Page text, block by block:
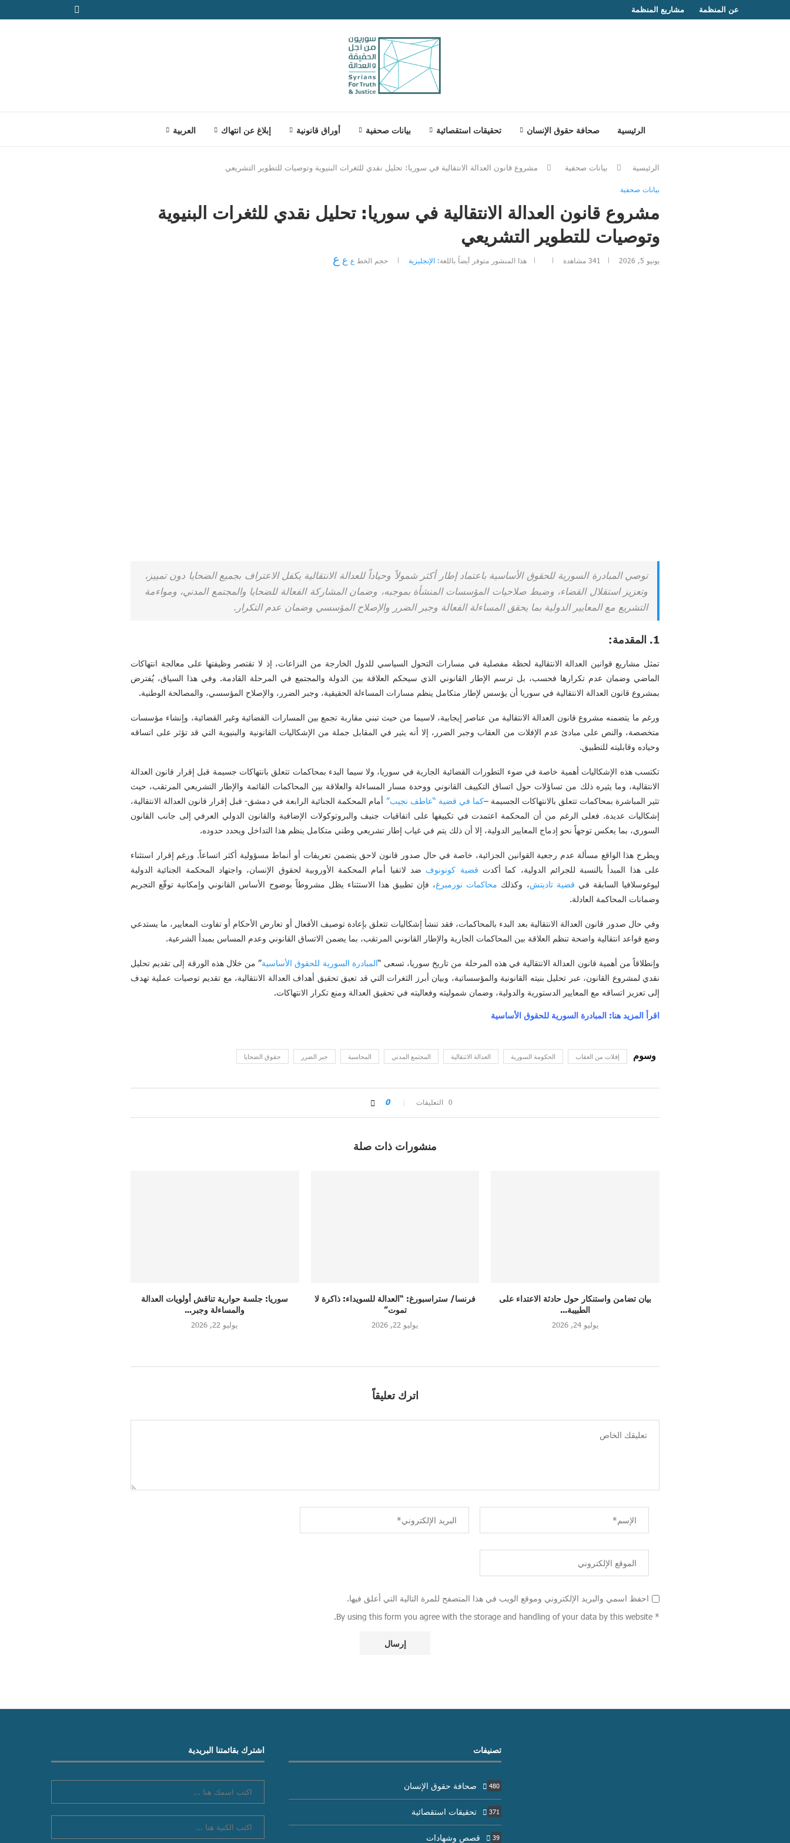
عن المنظمة مشاريع المنظمة
الرئيسية صحافة حقوق الإنسان تحقيقات استقصائية بيانات صحفية أوراق قانونية إبلاغ عن انتهاك العربية
الرئيسية بيانات صحفية مشروع قانون العدالة الانتقالية في سوريا: تحليل نقدي للثغرات البنيوية وتوصيات للتطوير التشريعي
بيانات صحفية
مشروع قانون العدالة الانتقالية في سوريا: تحليل نقدي للثغرات البنيوية
وتوصيات للتطوير التشريعي
يونيو 5, 2026 341 مشاهدة هذا المنشور متوفر أيضاً باللغة: الإنجليزية حجم الخط ع ع ع
توصي المبادرة السورية للحقوق الأساسية باعتماد إطار أكثر شمولاً وحياداً للعدالة الانتقالية يكفل الاعتراف بجميع الضحايا دون تمييز،
وتعزيز استقلال القضاء، وضبط صلاحيات المؤسسات المنشأة بموجبه، وضمان المشاركة الفعالة للضحايا والمجتمع المدني، ومواءمة
التشريع مع المعايير الدولية بما يحقق المساءلة الفعالة وجبر الضرر والإصلاح المؤسسي وضمان عدم التكرار.
1. المقدمة:
تمثل مشاريع قوانين العدالة الانتقالية لحظة مفصلية في مسارات التحول السياسي للدول الخارجة من النزاعات، إذ لا تقتصر وظيفتها على معالجة انتهاكات
الماضي وضمان عدم تكرارها فحسب، بل ترسم الإطار القانوني الذي سيحكم العلاقة بين الدولة والمجتمع في المرحلة القادمة. وفي هذا السياق، يُفترض
بمشروع قانون العدالة الانتقالية في سوريا أن يؤسس لإطار متكامل ينظم مسارات المساءلة الحقيقية، وجبر الضرر، والإصلاح المؤسسي، والمصالحة الوطنية.
ورغم ما يتضمنه مشروع قانون العدالة الانتقالية من عناصر إيجابية، لاسيما من حيث تبني مقاربة تجمع بين المسارات القضائية وغير القضائية، وإنشاء مؤسسات
متخصصة، والنص على مبادئ عدم الإفلات من العقاب وجبر الضرر، إلا أنه يثير في المقابل جملة من الإشكاليات القانونية والبنيوية التي قد تؤثر على اتساقه
وحياده وقابليته للتطبيق.
تكتسب هذه الإشكاليات أهمية خاصة في ضوء التطورات القضائية الجارية في سوريا، ولا سيما البدء بمحاكمات تتعلق بانتهاكات جسيمة قبل إقرار قانون العدالة
الانتقالية، وما يثيره ذلك من تساؤلات حول اتساق التكييف القانوني ووحدة مسار المساءلة والعلاقة بين المحاكمات القائمة والإطار التشريعي المرتقب، حيث
تثير المباشرة بمحاكمات تتعلق بالانتهاكات الجسيمة –كما في قضية “عاطف نجيب” أمام المحكمة الجنائية الرابعة في دمشق- قبل إقرار قانون العدالة الانتقالية،
إشكاليات عديدة. فعلى الرغم من أن المحكمة اعتمدت في تكييفها على اتفاقيات جنيف والبروتوكولات الإضافية والقانون الدولي العرفي إلى جانب القانون
السوري، بما يعكس توجهاً نحو إدماج المعايير الدولية، إلا أن ذلك يتم في غياب إطار تشريعي وطني متكامل ينظم هذا التداخل ويحدد حدوده.
ويطرح هذا الواقع مسألة عدم رجعية القوانين الجزائية، خاصة في حال صدور قانون لاحق يتضمن تعريفات أو أنماط مسؤولية أكثر اتساعاً. ورغم إقرار استثناء
على هذا المبدأ بالنسبة للجرائم الدولية، كما أكدت قضية كونونوف ضد لاتفيا أمام المحكمة الأوروبية لحقوق الإنسان، واجتهاد المحكمة الجنائية الدولية
ليوغوسلافيا السابقة في قضية تاديتش، وكذلك محاكمات نورمبرغ، فإن تطبيق هذا الاستثناء يظل مشروطاً بوضوح الأساس القانوني وإمكانية توقّع التجريم
وضمانات المحاكمة العادلة.
وفي حال صدور قانون العدالة الانتقالية بعد البدء بالمحاكمات، فقد تنشأ إشكاليات تتعلق بإعادة توصيف الأفعال أو تعارض الأحكام أو تفاوت المعايير، ما يستدعي
وضع قواعد انتقالية واضحة تنظم العلاقة بين المحاكمات الجارية والإطار القانوني المرتقب، بما يضمن الاتساق القانوني وعدم المساس بمبدأ الشرعية.
وإنطلاقاً من أهمية قانون العدالة الانتقالية في هذه المرحلة من تاريخ سوريا، تسعى “المبادرة السورية للحقوق الأساسية” من خلال هذه الورقة إلى تقديم تحليل
نقدي لمشروع القانون، عبر تحليل بنيته القانونية والمؤسساتية، وبيان أبرز الثغرات التي قد تعيق تحقيق أهداف العدالة الانتقالية، مع تقديم توصيات عملية تهدف
إلى تعزيز اتساقه مع المعايير الدستورية والدولية، وضمان شموليته وفعاليته في تحقيق العدالة ومنع تكرار الانتهاكات.
اقرأ المزيد هنا: المبادرة السورية للحقوق الأساسية
إفلات من العقاب الحكومة السورية العدالة الانتقالية المجتمع المدني المحاسبة جبر الضرر حقوق الضحايا
0 التعليقات 0
منشورات ذات صلة
فرنسا/ ستراسبورغ: “العدالة للسويداء: ذاكرة لا
تموت”
يوليو 22, 2026
سوريا: جلسة حوارية تناقش أولويات العدالة
والمساءلة وجبر...
يوليو 22, 2026
رسالة مشتركة حول التهجير القسري وعوائق
العودة إلى...
يوليو 20, 2026
اترك تعليقاً
احفظ اسمي والبريد الإلكتروني وموقع الويب في هذا المتصفح للمرة التالية التي أعلق فيها.
* By using this form you agree with the storage and handling of your data by this website.
تصنيفات
صحافة حقوق الإنسان 480
تحقيقات استقصائية 371
قصص وشهادات 39
اشترك بقائمتنا البريدية